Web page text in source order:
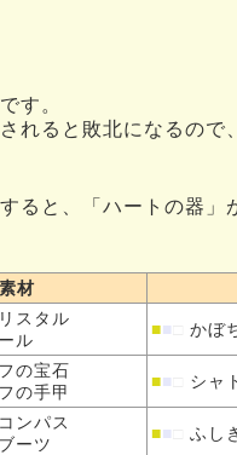
す。
れると敗北になるので
ると、「ハートの器」
素材
スタル
ル
■■ かぼ
の宝石
の手甲
■■ シャ
コンパス
ブーツ
■■ ふし